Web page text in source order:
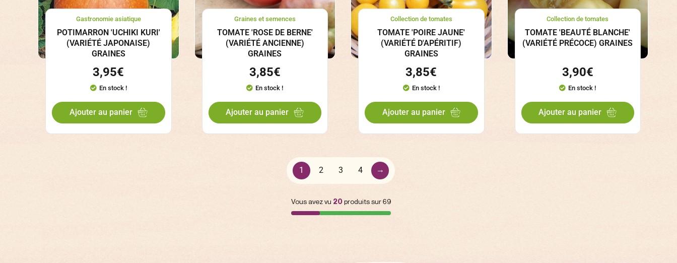
Gastronomie asiatique
POTIMARRON 'UCHIKI KURI'
(VARIÉTÉ JAPONAISE)
GRAINES
3,95€
En stock !
Ajouter au panier
Graines et semences
TOMATE 'ROSE DE BERNE'
(VARIÉTÉ ANCIENNE)
GRAINES
3,85€
En stock !
Ajouter au panier
Collection de tomates
TOMATE 'POIRE JAUNE'
(VARIÉTÉ D'APÉRITIF)
GRAINES
3,85€
En stock !
Ajouter au panier
Collection de tomates
TOMATE 'BEAUTÉ BLANCHE'
(VARIÉTÉ PRÉCOCE) GRAINES
3,90€
En stock !
Ajouter au panier
1 2 3 4 →
Vous avez vu 20produits sur 69